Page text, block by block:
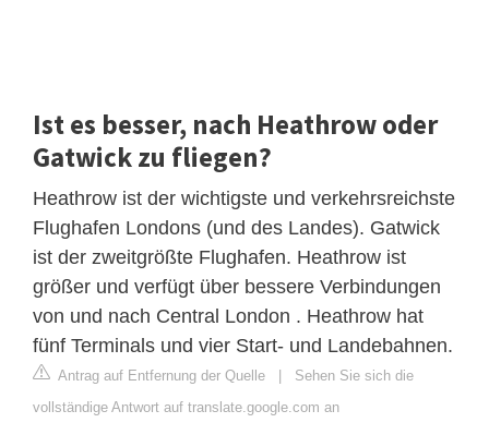
Ist es besser, nach Heathrow oder
Gatwick zu fliegen?
Heathrow ist der wichtigste und verkehrsreichste
Flughafen Londons (und des Landes). Gatwick
ist der zweitgrößte Flughafen. Heathrow ist
größer und verfügt über bessere Verbindungen
von und nach Central London . Heathrow hat
fünf Terminals und vier Start- und Landebahnen.
Antrag auf Entfernung der Quelle | Sehen Sie sich die
vollständige Antwort auf translate.google.com an